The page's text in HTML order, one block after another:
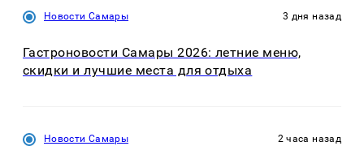
Новости Самары 3 дня назад
Гастроновости Самары 2026: летние меню,
скидки и лучшие места для отдыха
Новости Самары 2 часа назад